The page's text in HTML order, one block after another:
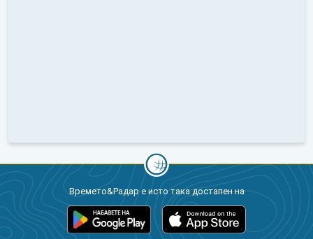
Времето&Радар е исто така достапен на